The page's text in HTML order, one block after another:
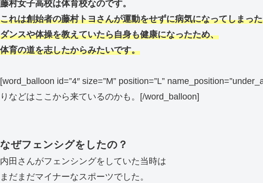
藤村女子高校は体育校なのです。
これは創始者の藤村トヨさんが運動をせずに病気になってしまっ
ダンスや体操を教えていたら自身も健康になったため、
体育の道を志したからみたいです。
[word_balloon id=”4″ size=”M” position=”L”
りなどはここから来ているのかも。[/word_balloon]
なぜフェンシグをしたの？
内田さんがフェンシングをしていた当時は
まだまだマイナーなスポーツでした。